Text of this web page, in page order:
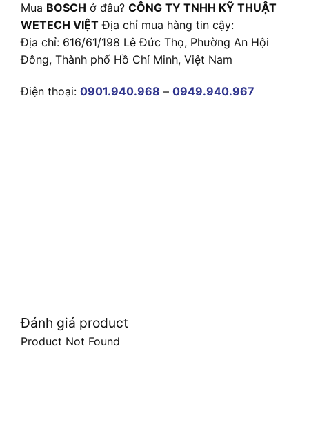
Mua BOSCH ở đâu? CÔNG TY TNHH KỸ THUẬT
WETECH VIỆT Địa chỉ mua hàng tin cậy:
Địa chỉ: 616/61/198 Lê Đức Thọ, Phường An Hội
Đông, Thành phố Hồ Chí Minh, Việt Nam
Điện thoại: 0901.940.968 – 0949.940.967
Đánh giá product
Product Not Found